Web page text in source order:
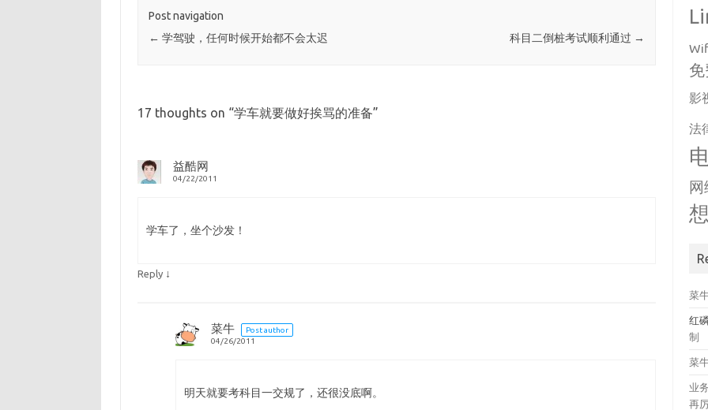
Post navigation
← 学驾驶，任何时候开始都不会太迟 科目二倒桩考试顺利通过 →
17 thoughts on “学车就要做好挨骂的准备”
益酷网
04/22/2011
学车了，坐个沙发！
Reply ↓
菜牛
Post author
04/26/2011
明天就要考科目一交规了，还很没底啊。
影
法
菜
红
制
菜
业
再